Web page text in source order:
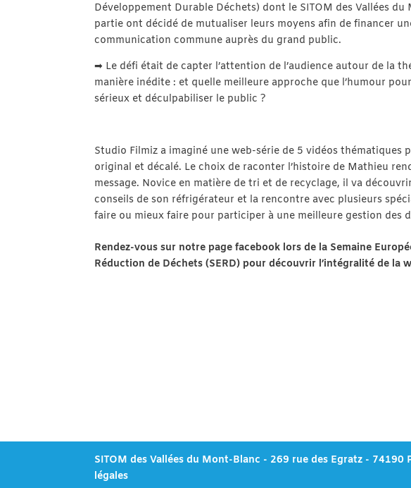
Développement Durable Déchets) dont le SITOM des Vallées
partie ont décidé de mutualiser leurs moyens afin de financer
communication commune auprès du grand public.
➡ Le défi était de capter l’attention de l’audience autour de la
manière inédite : et quelle meilleure approche que l’humour
sérieux et déculpabiliser le public ?
Studio Filmiz a imaginé une web-série de 5 vidéos thématiques
original et décalé. Le choix de raconter l’histoire de Mathieu
message. Novice en matière de tri et de recyclage, il va
conseils de son réfrigérateur et la rencontre avec plusieurs
faire ou mieux faire pour participer à une meilleure gestion des
Rendez-vous sur notre page facebook lors de la Semaine
Réduction de Déchets (SERD) pour découvrir l’intégralité de la
SITOM des Vallées du Mont-Blanc - 269 rue des Egratz - 74190
légales